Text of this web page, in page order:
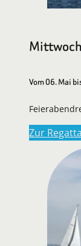
Vom 06. Mai
Zur